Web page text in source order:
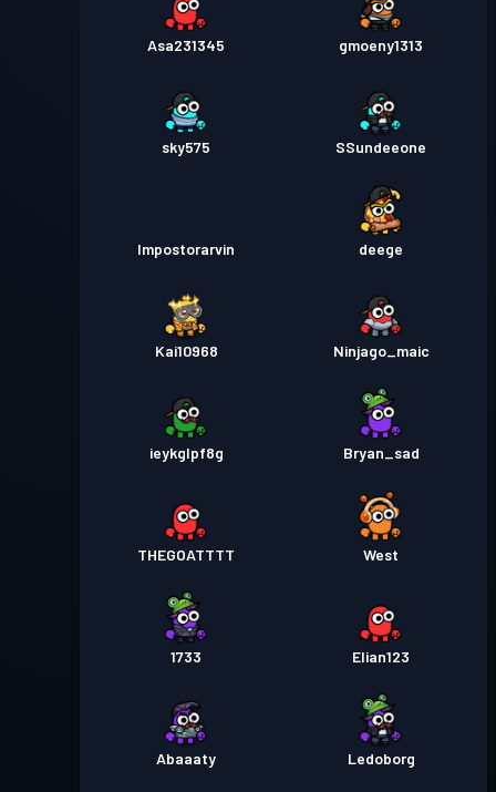
Asa231345 gmoeny1313
sky575 SSundeeone
Impostorarvin deege
Kai10968 Ninjago_maic
ieykglpf8g Bryan_sad
THEGOATTTT West
1733 Elian123
Abaaaty Ledoborg